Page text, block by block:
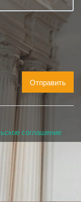
Отправить
соглашение